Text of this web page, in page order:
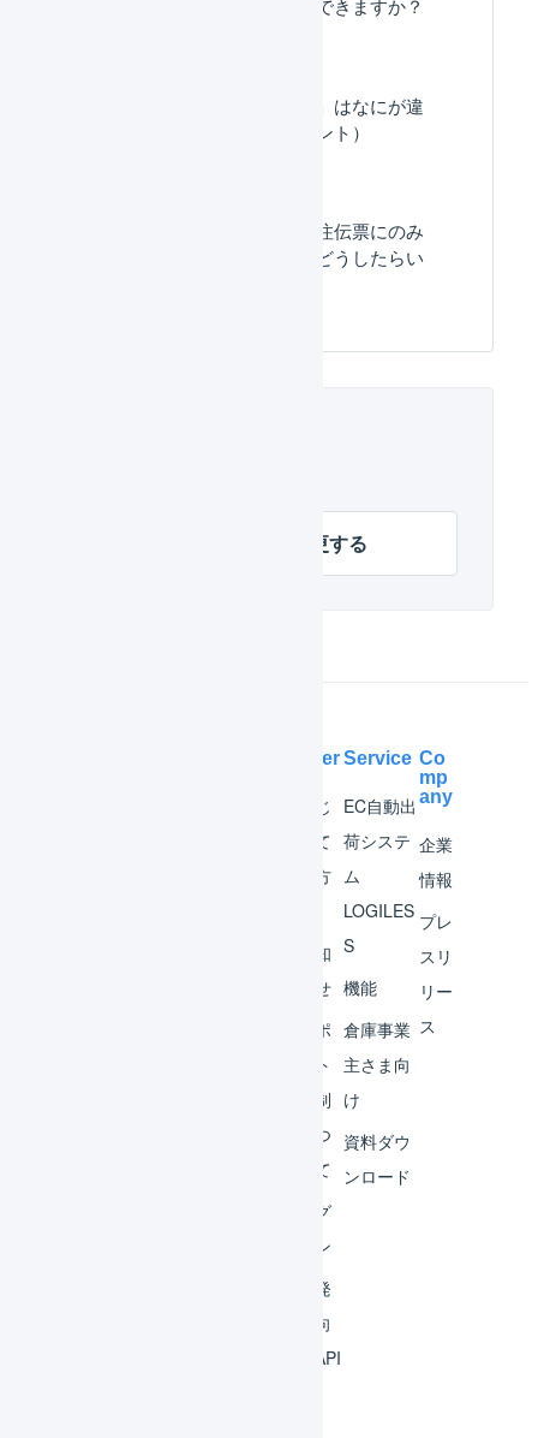
ないようにすることはできますか？
「引当」と「物理引当」はなにが違
いますか。（マーチャント）
出荷予定日が当日の受注伝票にのみ
在庫を引き当てるにはどうしたらい
物理在庫引当順序を変更する
Help Center
はじ
めて
の方
お知
らせ
サポ
ート
体制
につ
いて
ログ
イン
開発
者向
けAPI
Service
EC自動出
荷システ
ム
LOGILES
S
機能
倉庫事業
主さま向
け
資料ダウ
ンロード
Co
mp
any
企業
情報
プレ
スリ
リー
ス